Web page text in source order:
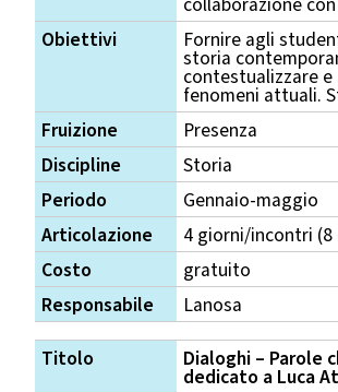
Obiettivi
Fornire agli
storia
contestualizzare
fenomeni attuali.
Fruizione
Presenza
Discipline
Storia
Periodo
Gennaio-maggio
Articolazione
4 giorni/incontri
Costo
gratuito
Responsabile
Lanosa
Titolo
Dialoghi – Parole
dedicato a Luca